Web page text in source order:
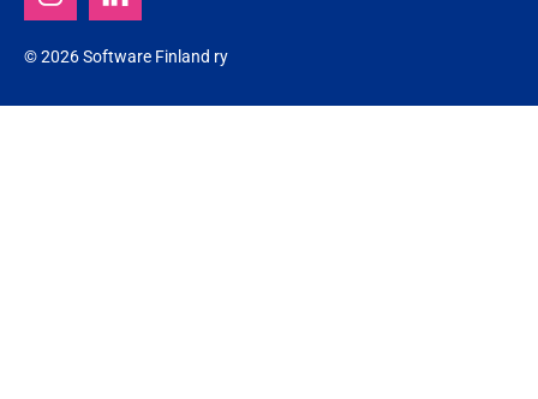
© 2026 Software Finland ry